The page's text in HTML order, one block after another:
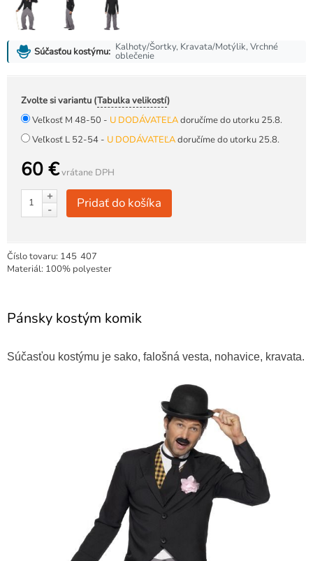
Súčasťou kostýmu: Kalhoty/Šortky, Kravata/Motýlik, Vrchné
oblečenie
Zvolte si variantu (Tabulka velikostí)
Veľkosť M 48-50 - U DODÁVATEĽAdoručíme do utorku 25.8.
Veľkosť L 52-54 - U DODÁVATEĽAdoručíme do utorku 25.8.
60 €vrátane DPH
+
-
Pridať do košíka
Číslo tovaru: 145 407
Materiál: 100% polyester
Pánsky kostým komik
Súčasťou kostýmu je sako, falošná vesta, nohavice, kravata.